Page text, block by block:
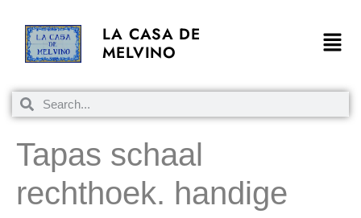
LA CASA DE
MELVINO
Tapas schaal
rechthoek. handige